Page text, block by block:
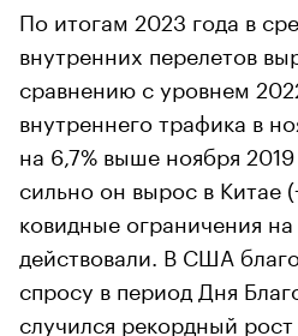
По итогам 2023 года в
внутренних перелетов
сравнению с уровнем
внутреннего трафика в
на 6,7% выше ноября
сильно он вырос в Китае
ковидные ограничения
действовали. В США
спросу в период Дня
случился рекордный